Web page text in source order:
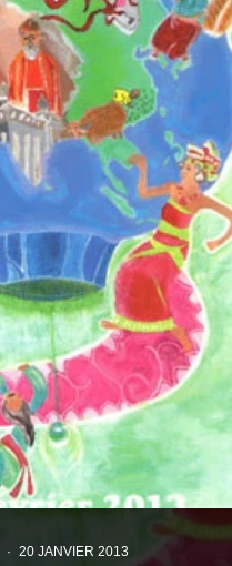
· 20 JANVIER 2013